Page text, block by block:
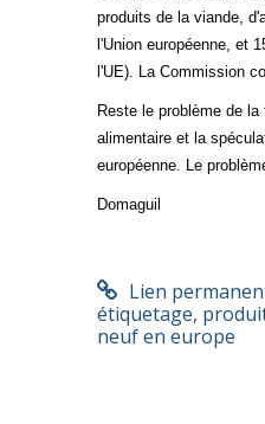
produits de la viande,
l'Union européenne, et
l'UE). La Commission
Reste le problème de
alimentaire et la
européenne. Le
Domaguil
Lien
étiquetage,
neuf en europe